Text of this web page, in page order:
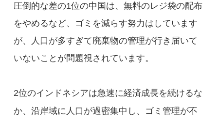
圧倒的な差の1位の中国は、無料のレジ袋の配布
をやめるなど、ゴミを減らす努力はしています
が、人口が多すぎて廃棄物の管理が行き届いて
いないことが問題視されています。
2位のインドネシアは急速に経済成長を続けるな
か、沿岸域に人口が過密集中し、ゴミ管理が不